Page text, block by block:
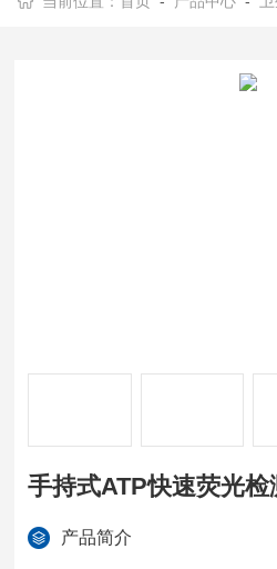
手持式ATP快速荧光检
产品简介